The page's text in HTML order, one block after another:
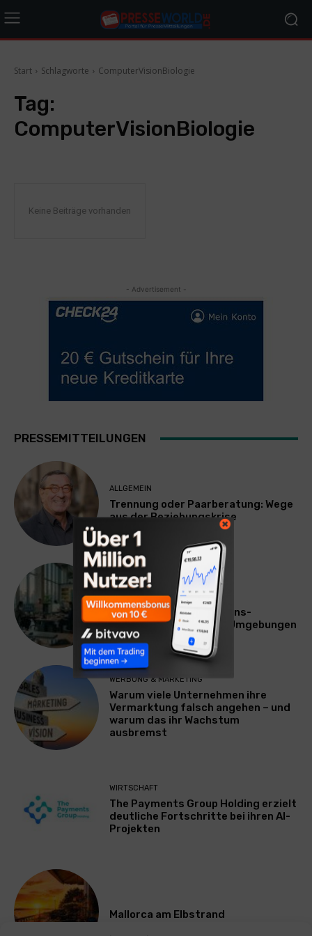
Start Schlagworte ComputerVisionBiologie
Tag:
ComputerVisionBiologie
Keine Beiträge vorhanden
- Advertisement -
PRESSEMITTEILUNGEN
ALLGEMEIN
Trennung oder Paarberatung: Wege
aus der Beziehungskrise
TECHNIK
SourcingBlox startet
CentaurNexus: Operations-
Plattform für Zscaler-Umgebungen
WERBUNG & MARKETING
Warum viele Unternehmen ihre
Vermarktung falsch angehen – und
warum das ihr Wachstum
ausbremst
WIRTSCHAFT
The Payments Group Holding erzielt
deutliche Fortschritte bei ihren AI-
Projekten
Mallorca am Elbstrand